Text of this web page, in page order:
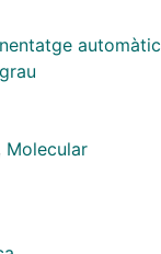
CO₂ and CH₄
grazynes.
that CO2
while CH₄
with significantly
However,
automàtic
Molecular